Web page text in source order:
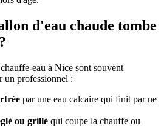
d'eau chaude tombe
eau à Nice sont souvent
un professionnel :
par une eau calcaire qui finit par ne
ou grillé qui coupe la chauffe ou